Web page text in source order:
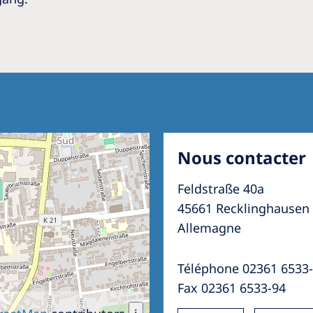
Nous contacter
Feldstraße 40a
45661 Recklinghausen
Allemagne
Téléphone 02361
Fax 02361 6533-94